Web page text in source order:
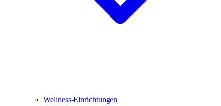
Wellness-Einrichtungen